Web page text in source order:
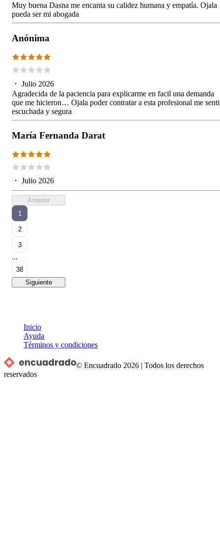
Muy buena Dasna me encanta su calidez humana y empatía. Ojala
pueda ser mi abogada
Anónima
・ Julio 2026
Agradecida de la paciencia para explicarme en facil una demanda
que me hicieron… Ojala poder contratar a esta profesional me senti
escuchada y segura
María Fernanda Darat
・ Julio 2026
Anterior
1
2
3
...
38
Siguiente
Inicio
Ayuda
Términos y condiciones
© Encuadrado 2026 |Todos los derechos
reservados